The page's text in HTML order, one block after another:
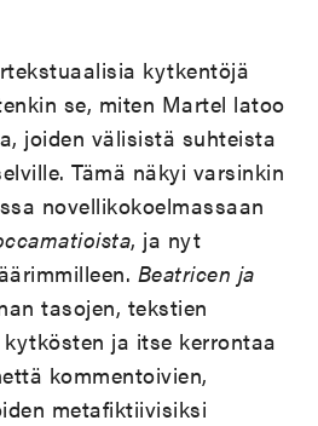
kytkentöjä
se, miten Martel latoo
joiden välisistä suhteista
Tämä näkyi varsinkin
novellikokoelmassaan
, ja nyt
Beatricen ja
tasojen, tekstien
ja itse kerrontaa
kommentoivien,
metafiktiivisiksi